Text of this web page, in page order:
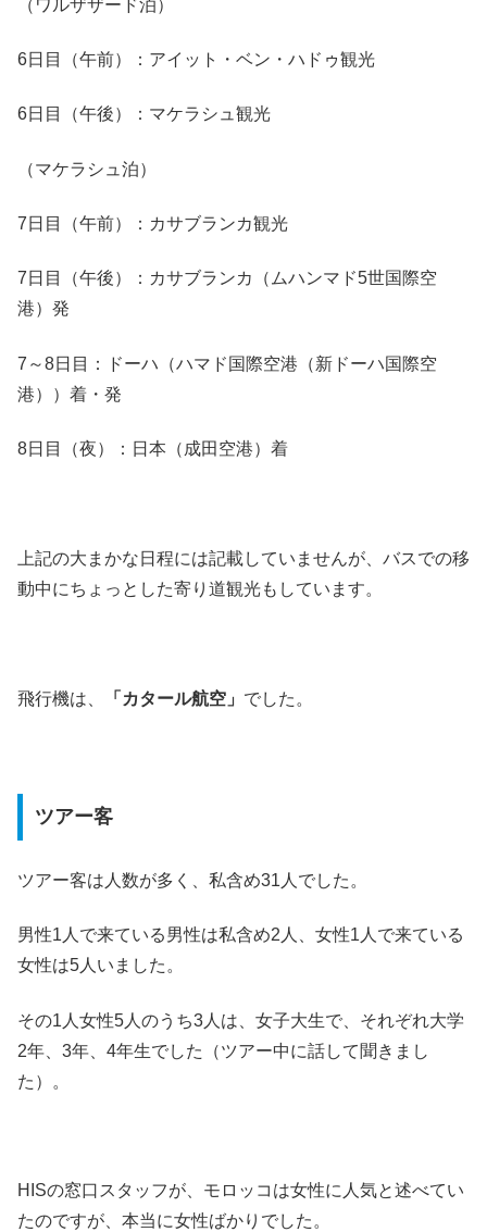
（ワルザザード泊）
6日目（午前）：アイット・ベン・ハドゥ観光
6日目（午後）：マケラシュ観光
（マケラシュ泊）
7日目（午前）：カサブランカ観光
7日目（午後）：カサブランカ（ムハンマド5世国際空
港）発
7～8日目：ドーハ（ハマド国際空港（新ドーハ国際空
港））着・発
8日目（夜）：日本（成田空港）着
上記の大まかな日程には記載していませんが、バスでの移
動中にちょっとした寄り道観光もしています。
飛行機は、 「カタール航空」 でした。
ツアー客
ツアー客は人数が多く、私含め31人でした。
男性1人で来ている男性は私含め2人、女性1人で来ている
女性は5人いました。
その1人女性5人のうち3人は、女子大生で、それぞれ大学
2年、3年、4年生でした（ツアー中に話して聞きまし
た）。
HISの窓口スタッフが、モロッコは女性に人気と述べてい
たのですが、本当に女性ばかりでした。